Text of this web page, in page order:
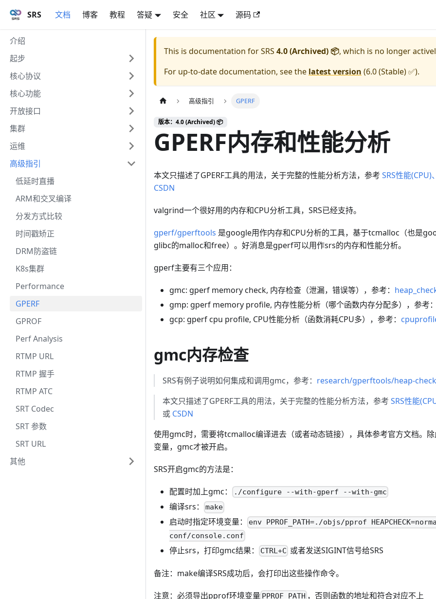
SRS 文档 博客 教程 答疑 安全 社区 源码
介绍
起步
核心协议
核心功能
开放接口
集群
运维
高级指引
低延时直播
ARM和交叉编译
分发方式比较
时间戳矫正
DRM防盗链
K8s集群
Performance
GPERF
GPROF
Perf Analysis
RTMP URL
RTMP 握手
RTMP ATC
SRT Codec
SRT 参数
SRT URL
其他
This is documentation forSRS 4.0 (Archived) 📦, which is no longer
For up-to-date documentation, see the latest version (6.0 (Stable) ✅).
高级指引 GPERF
版本：4.0 (Archived) 📦
GPERF内存和性能分析
本文只描述了GPERF工具的用法，关于完整的性能分析方法，参考 SRS性能
CSDN
valgrind一个很好用的内存和CPU分析工具，SRS已经支持。
gperf/gperftools 是google用作内存和CPU分析的工具，基于tcmalloc（也是
glibc的malloc和free）。好消息是gperf可以用作srs的内存和性能分析。
gperf主要有三个应用：
gmc: gperf memory check, 内存检查（泄漏，错误等），参考：
gmp: gperf memory profile, 内存性能分析（哪个函数内存分配多），参考：
gcp: gperf cpu profile, CPU性能分析（函数消耗CPU多），参考：
gmc内存检查
SRS有例子说明如何集成和调用gmc，参考： research/gperftools/heap-
本文只描述了GPERF工具的用法，关于完整的性能分析方法，参考 SRS性能
或 CSDN
使用gmc时，需要将tcmalloc编译进去（或者动态链接），具体参考官方文档。
变量，gmc才被开启。
SRS开启gmc的方法是：
配置时加上gmc： ./configure --with-gperf --with-gmc
编译srs： make
启动时指定环境变量：
env PPROF_PATH=./objs/pprof
conf/console.conf
停止srs，打印gmc结果： CTRL+C 或者发送SIGINT信号给SRS
备注：make编译SRS成功后，会打印出这些操作命令。
注意：必须导出pprof环境变量 PPROF_PATH ，否则函数的地址和符合对应不上